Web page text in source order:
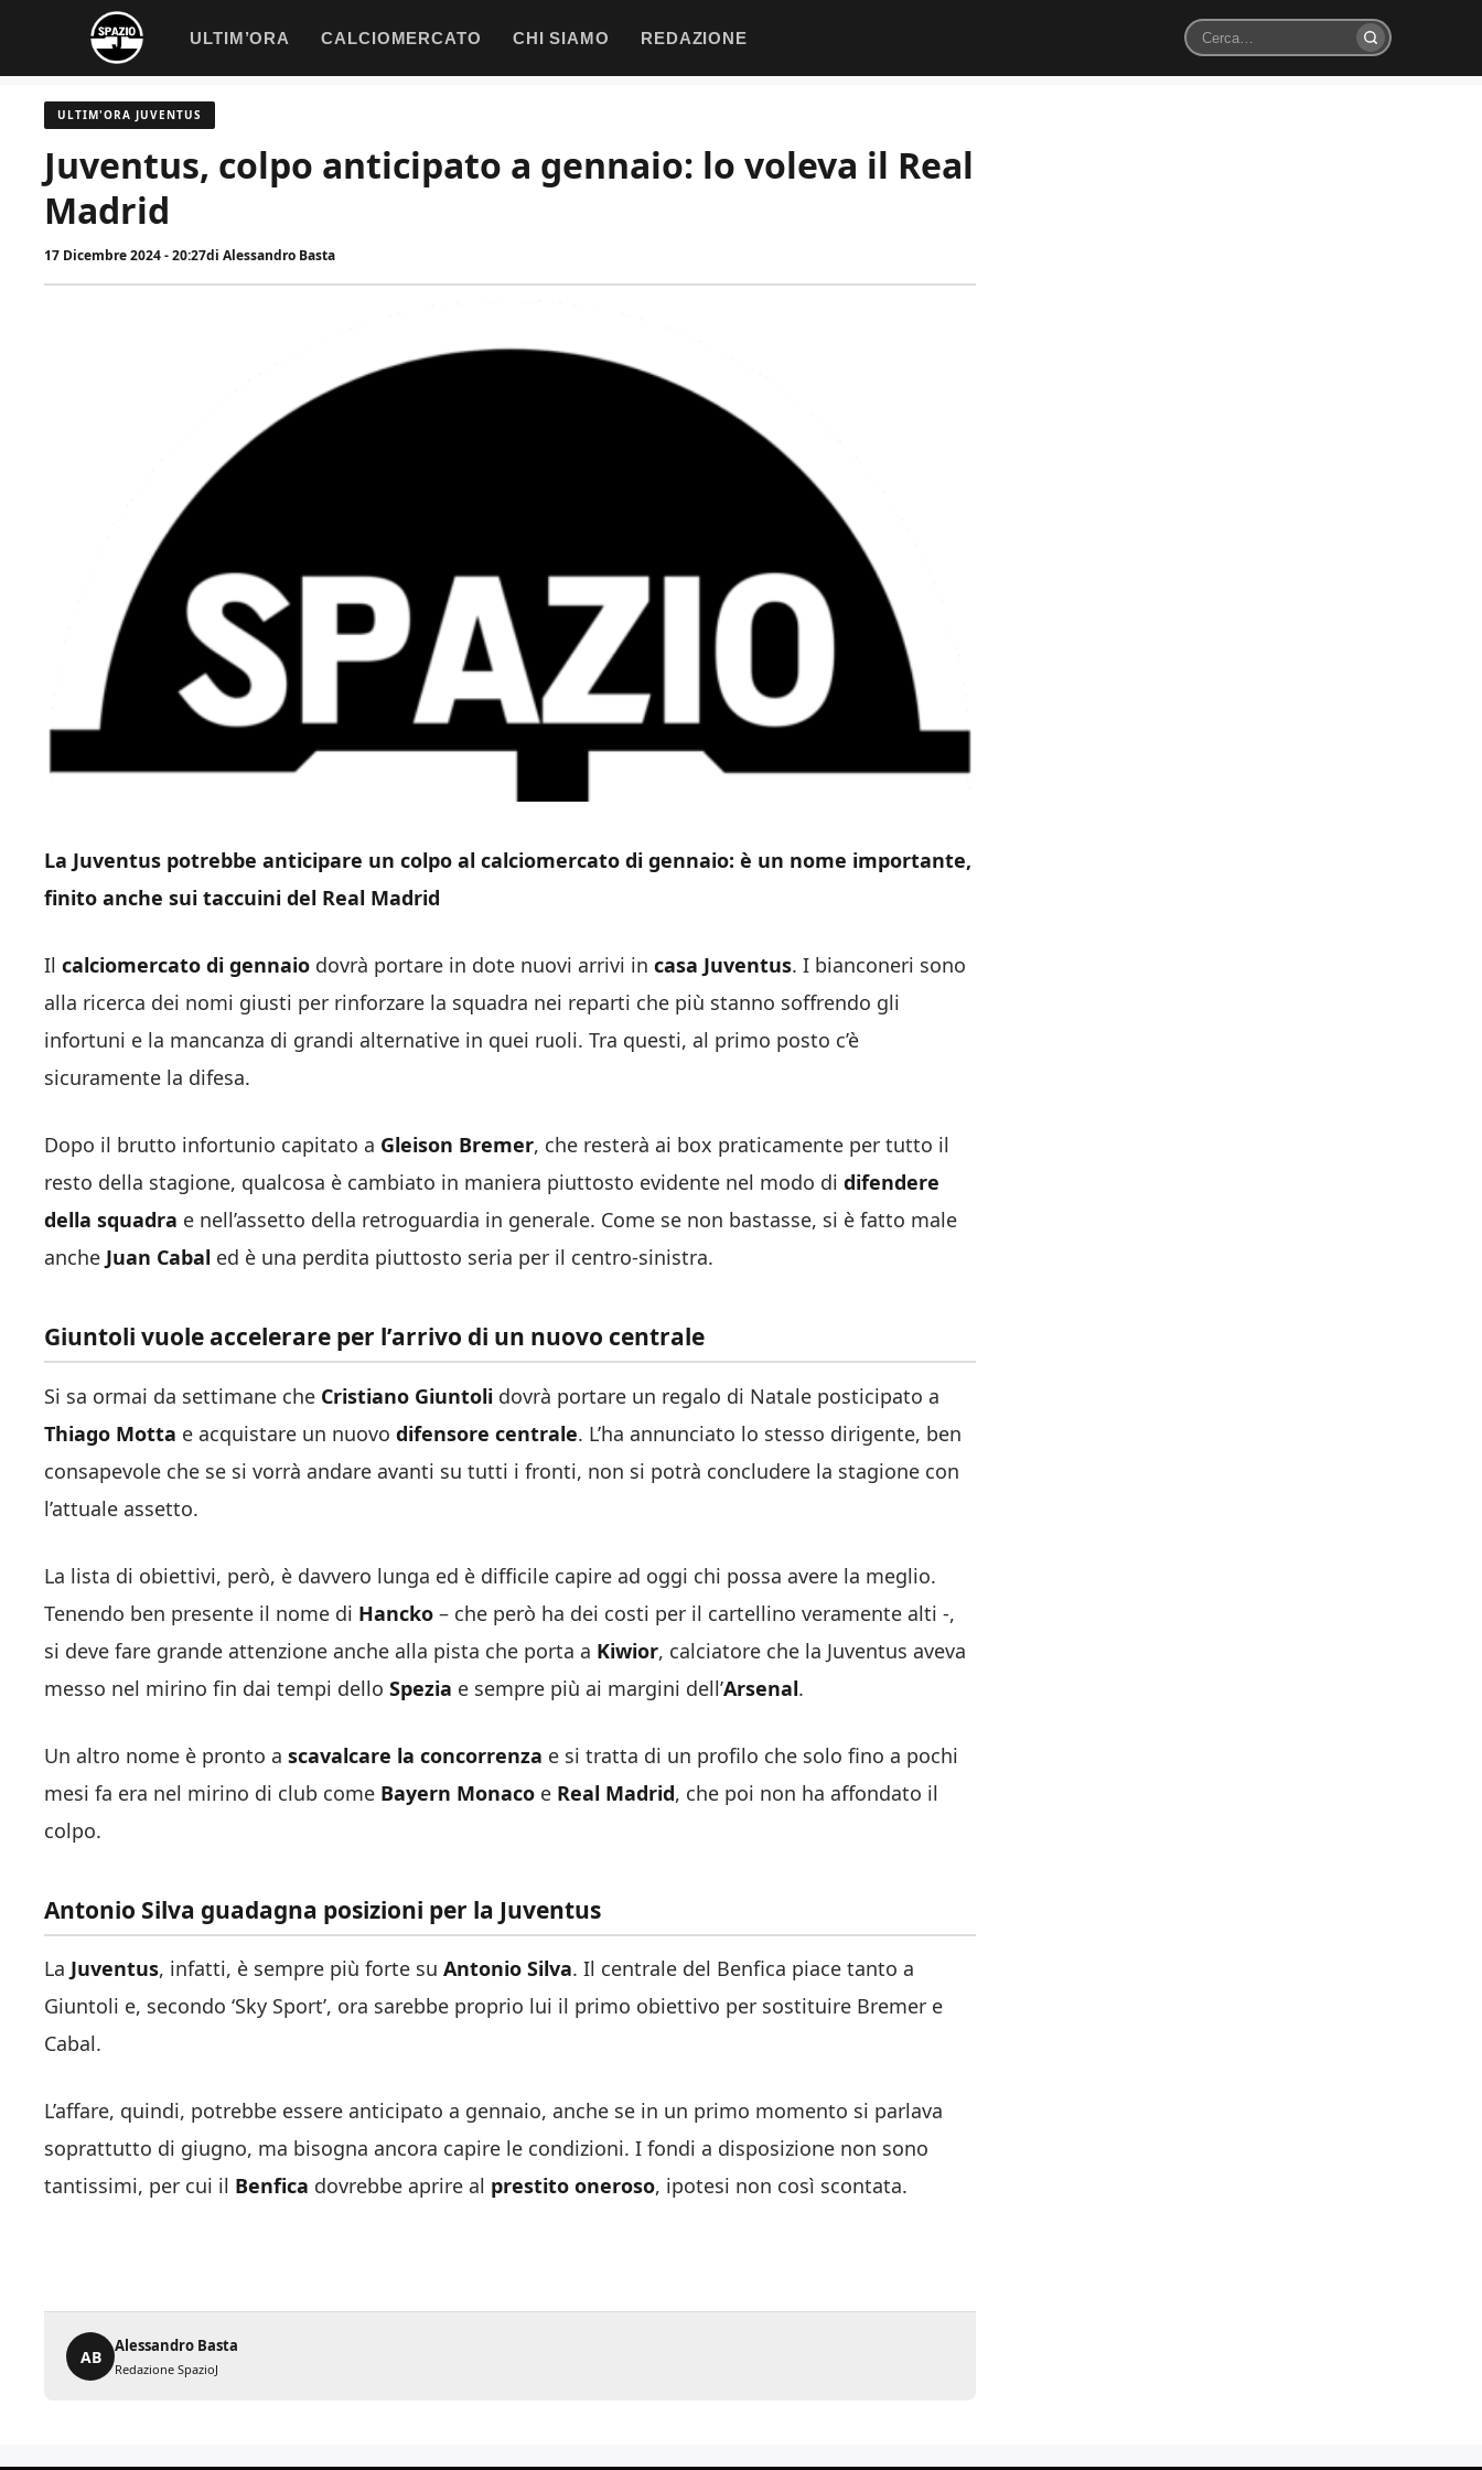
contenuto
ULTIM’ORA CALCIOMERCATO CHI SIAMO REDAZIONE
Cerca
ULTIM'ORA JUVENTUS
Juventus, colpo anticipato a gennaio: lo voleva il Real
Madrid
17 Dicembre 2024 - 20:27di Alessandro Basta
La Juventus potrebbe anticipare un colpo al calciomercato di gennaio: è un nome importante,
finito anche sui taccuini del Real Madrid
Il calciomercato di gennaio dovrà portare in dote nuovi arrivi in casa Juventus. I bianconeri sono
alla ricerca dei nomi giusti per rinforzare la squadra nei reparti che più stanno soffrendo gli
infortuni e la mancanza di grandi alternative in quei ruoli. Tra questi, al primo posto c’è
sicuramente la difesa.
Dopo il brutto infortunio capitato a Gleison Bremer, che resterà ai box praticamente per tutto il
resto della stagione, qualcosa è cambiato in maniera piuttosto evidente nel modo di difendere
della squadra e nell’assetto della retroguardia in generale. Come se non bastasse, si è fatto male
anche Juan Cabal ed è una perdita piuttosto seria per il centro-sinistra.
Giuntoli vuole accelerare per l’arrivo di un nuovo centrale
Si sa ormai da settimane che Cristiano Giuntoli dovrà portare un regalo di Natale posticipato a
Thiago Motta e acquistare un nuovo difensore centrale. L’ha annunciato lo stesso dirigente, ben
consapevole che se si vorrà andare avanti su tutti i fronti, non si potrà concludere la stagione con
l’attuale assetto.
La lista di obiettivi, però, è davvero lunga ed è difficile capire ad oggi chi possa avere la meglio.
Tenendo ben presente il nome di Hancko – che però ha dei costi per il cartellino veramente alti -,
si deve fare grande attenzione anche alla pista che porta a Kiwior, calciatore che la Juventus aveva
messo nel mirino fin dai tempi dello Spezia e sempre più ai margini dell’Arsenal.
Un altro nome è pronto a scavalcare la concorrenza e si tratta di un profilo che solo fino a pochi
mesi fa era nel mirino di club come Bayern Monaco e Real Madrid, che poi non ha affondato il
colpo.
Antonio Silva guadagna posizioni per la Juventus
La Juventus, infatti, è sempre più forte su Antonio Silva. Il centrale del Benfica piace tanto a
Giuntoli e, secondo ‘Sky Sport’, ora sarebbe proprio lui il primo obiettivo per sostituire Bremer e
Cabal.
L’affare, quindi, potrebbe essere anticipato a gennaio, anche se in un primo momento si parlava
soprattutto di giugno, ma bisogna ancora capire le condizioni. I fondi a disposizione non sono
tantissimi, per cui il Benfica dovrebbe aprire al prestito oneroso, ipotesi non così scontata.
AB
Alessandro Basta
Redazione SpazioJ